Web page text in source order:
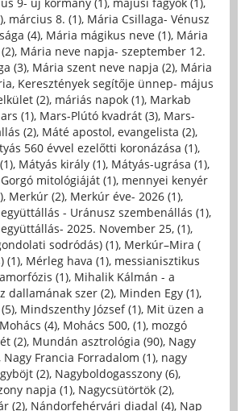
, március 8. (1), Mária Csillaga- Vénusz
(4), Mária mágikus neve (1), Mária
, Mária neve napja- szeptember 12.
(3), Mária szent neve napja (2), Mária
Keresztények segítője ünnep- május
(2), máriás napok (1), Markab
(1), Mars-Plútó kvadrát (3), Mars-
(2), Máté apostol, evangelista (2),
560 évvel ezelőtti koronázása (1),
, Mátyás király (1), Mátyás-ugrása (1),
mitológiáját (1), mennyei kenyér
, Merkúr (2), Merkúr éve- 2026 (1),
- Uránusz szembenállás (1),
2025. November 25, (1),
sodródás) (1), Merkúr–Mira (
(1), Mérleg hava (1), messianisztikus
(1), Mihalik Kálmán - a
dallamának szer (2), Minden Egy (1),
, Mindszenthy József (1), Mit üzen a
Mohács (4), Mohács 500, (1), mozgó
(2), Mundán asztrológia (90), Nagy
Nagy Francia Forradalom (1), nagy
(2), Nagyboldogasszony (6),
napja (1), Nagycsütörtök (2),
(2), Nándorfehérvári diadal (4), Nap